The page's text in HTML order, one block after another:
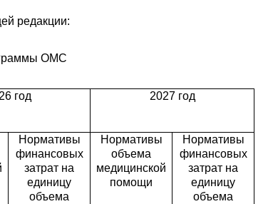
редакции:
ОМС
год 2027 год
Нормативы
финансовых
затрат на
единицу
объема
Нормативы
объема
медицинской
помощи
Нормативы
финансовых
затрат на
единицу
объема